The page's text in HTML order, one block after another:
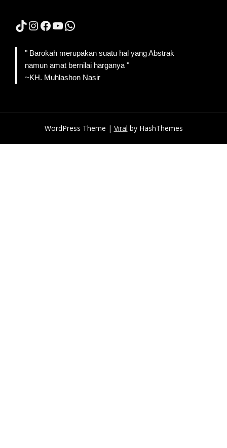
TikTok
Instagram
Facebook
YouTube
WhatsApp
" Barokah merupakan suatu hal yang Abstrak
namun amat bernilai harganya "
~KH. Muhlashon Nasir
WordPress Theme | Viral by HashThemes